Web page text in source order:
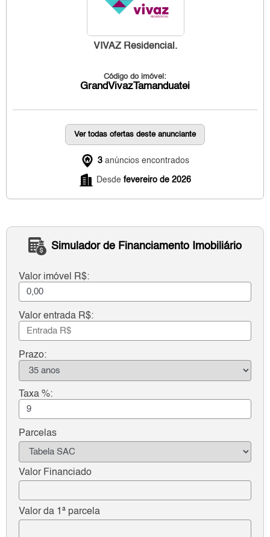
VIVAZ Residencial.
Código do imóvel:
GrandVivazTamanduatei
Ver todas ofertas deste anunciante
3 anúncios encontrados
Desde fevereiro de 2026
Simulador de Financiamento Imobiliário
Valor imóvel R$:
Valor entrada R$:
Prazo:
Taxa %:
Parcelas
Valor Financiado
Valor da 1ª parcela